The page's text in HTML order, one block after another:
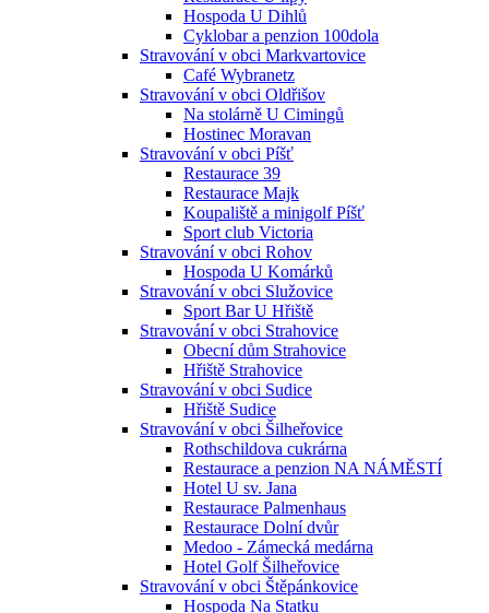
Hospoda U Dihlů
Cyklobar a penzion 100dola
Stravování v obci Markvartovice
Café Wybranetz
Stravování v obci Oldřišov
Na stolárně U Cimingů
Hostinec Moravan
Stravování v obci Píšť
Restaurace 39
Restaurace Majk
Koupaliště a minigolf Píšť
Sport club Victoria
Stravování v obci Rohov
Hospoda U Komárků
Stravování v obci Služovice
Sport Bar U Hřiště
Stravování v obci Strahovice
Obecní dům Strahovice
Hřiště Strahovice
Stravování v obci Sudice
Hřiště Sudice
Stravování v obci Šilheřovice
Rothschildova cukrárna
Restaurace a penzion NA NÁMĚSTÍ
Hotel U sv. Jana
Restaurace Palmenhaus
Restaurace Dolní dvůr
Medoo - Zámecká medárna
Hotel Golf Šilheřovice
Stravování v obci Štěpánkovice
Hospoda Na Statku